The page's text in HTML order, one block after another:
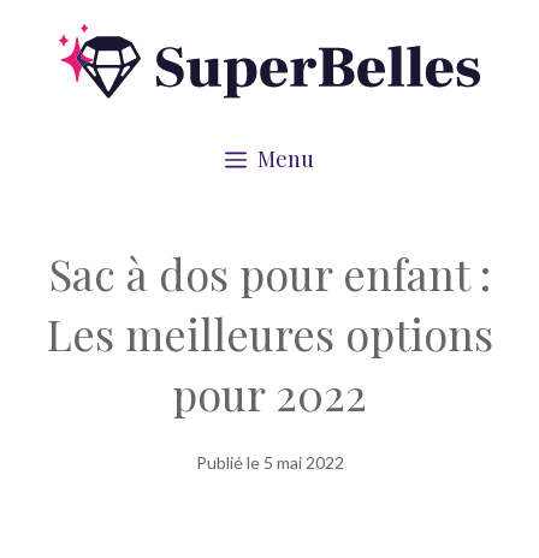
Menu
Sac à dos pour enfant :
Les meilleures options
pour 2022
Publié le 5 mai 2022